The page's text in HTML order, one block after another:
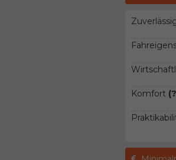
Komfort